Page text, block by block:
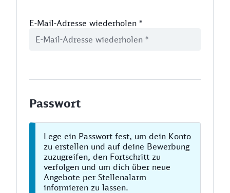
E-Mail-Adresse wiederholen *
Passwort
Lege ein Passwort fest, um dein Konto
zu erstellen und auf deine Bewerbung
zuzugreifen, den Fortschritt zu
verfolgen und um dich über neue
Angebote per Stellenalarm
informieren zu lassen.